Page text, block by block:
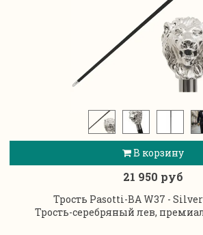
В корзину
21 950 руб
Трость Pasotti-BA W37 -
Трость-серебряный лев,